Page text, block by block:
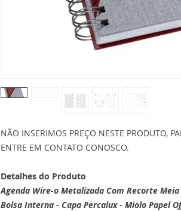
NÃO INSERIMOS PREÇO NESTE PRODUTO,
ENTRE EM CONTATO CONOSCO.
Detalhes do Produto
Agenda Wire-o Metalizada Com Recorte Meia
Bolsa Interna - Capa Percalux - Miolo Papel